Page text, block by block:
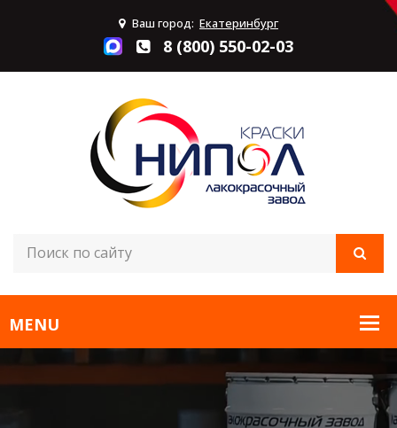
Ваш город: Екатеринбург
8 (800) 550-02-03